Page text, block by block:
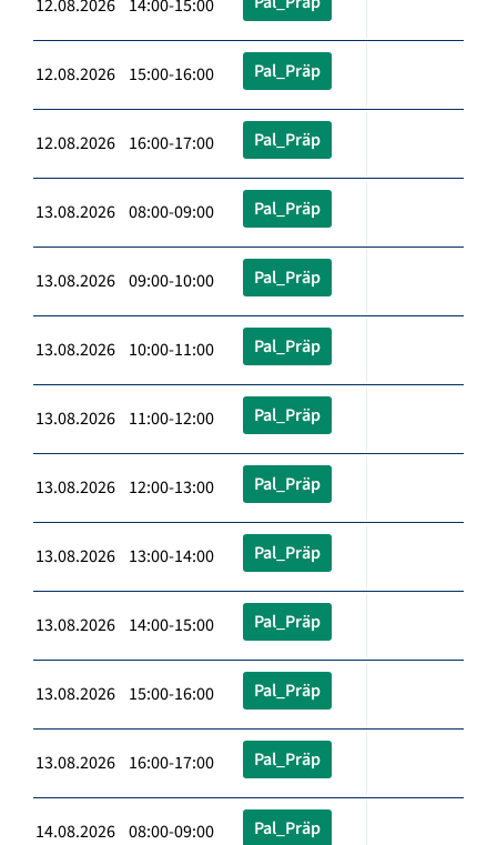
12.08.2026 14:00-15:00
12.08.2026 15:00-16:00 Pal_Präp
12.08.2026 16:00-17:00 Pal_Präp
13.08.2026 08:00-09:00 Pal_Präp
13.08.2026 09:00-10:00 Pal_Präp
13.08.2026 10:00-11:00 Pal_Präp
13.08.2026 11:00-12:00 Pal_Präp
13.08.2026 12:00-13:00 Pal_Präp
13.08.2026 13:00-14:00 Pal_Präp
13.08.2026 14:00-15:00 Pal_Präp
13.08.2026 15:00-16:00 Pal_Präp
13.08.2026 16:00-17:00 Pal_Präp
14.08.2026 08:00-09:00 Pal_Präp